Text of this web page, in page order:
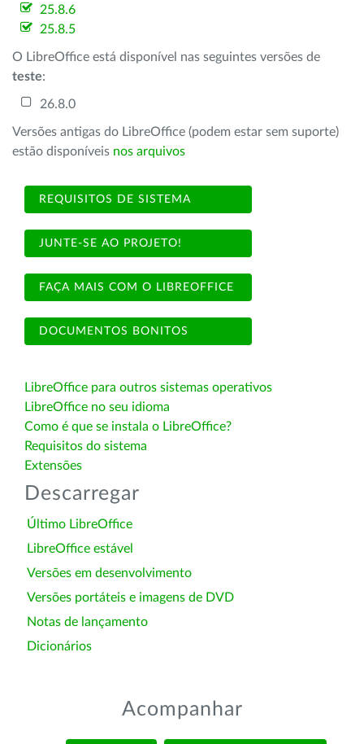
25.8.6
25.8.5
O LibreOffice está disponível nas seguintes versões de
teste:
26.8.0
Versões antigas do LibreOffice (podem estar sem suporte)
estão disponíveis nos arquivos
REQUISITOS DE SISTEMA
JUNTE-SE AO PROJETO!
FAÇA MAIS COM O LIBREOFFICE
DOCUMENTOS BONITOS
LibreOffice para outros sistemas operativos
LibreOffice no seu idioma
Como é que se instala o LibreOffice?
Requisitos do sistema
Extensões
Descarregar
Último LibreOffice
LibreOffice estável
Versões em desenvolvimento
Versões portáteis e imagens de DVD
Notas de lançamento
Dicionários
Acompanhar